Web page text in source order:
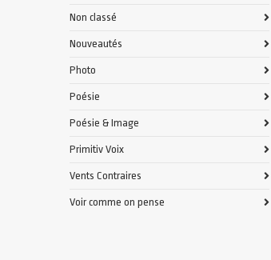
Non classé
Nouveautés
Photo
Poésie
Poésie & Image
Primitiv Voix
Vents Contraires
Voir comme on pense